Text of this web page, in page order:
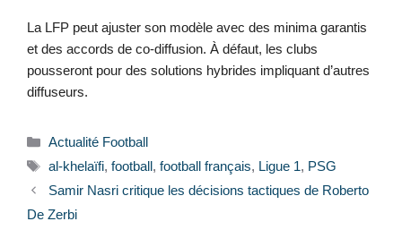
La LFP peut ajuster son modèle avec des minima garantis
et des accords de co-diffusion. À défaut, les clubs
pousseront pour des solutions hybrides impliquant d’autres
diffuseurs.
Catégories
Actualité Football
Étiquettes
al-khelaïfi, football, football français, Ligue 1, PSG
Samir Nasri critique les décisions tactiques de Roberto
De Zerbi